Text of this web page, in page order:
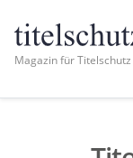
Magazin für